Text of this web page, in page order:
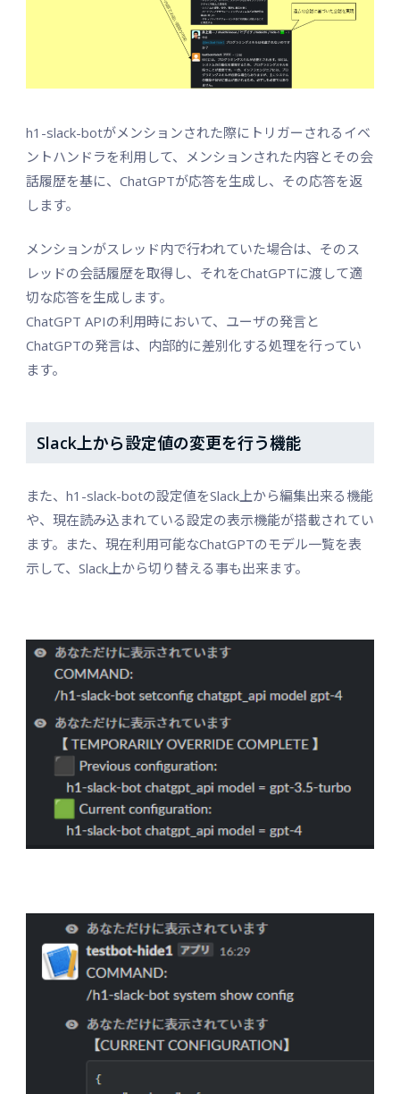
h1-slack-botがメンションされた際にトリガーされるイベ
ントハンドラを利用して、メンションされた内容とその会
話履歴を基に、ChatGPTが応答を生成し、その応答を返
します。
メンションがスレッド内で行われていた場合は、そのス
レッドの会話履歴を取得し、それをChatGPTに渡して適
切な応答を生成します。
ChatGPT APIの利用時において、ユーザの発言と
ChatGPTの発言は、内部的に差別化する処理を行ってい
ます。
Slack上から設定値の変更を行う機能
また、h1-slack-botの設定値をSlack上から編集出来る機能
や、現在読み込まれている設定の表示機能が搭載されてい
ます。また、現在利用可能なChatGPTのモデル一覧を表
示して、Slack上から切り替える事も出来ます。